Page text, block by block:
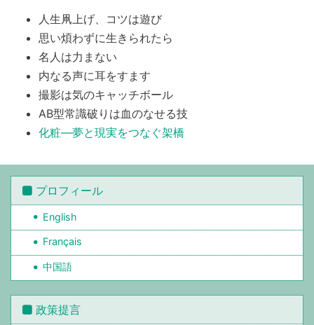
人生凧上げ、コツは遊び
思い煩わずに生きられたら
名人は力まない
内なる声に耳をすます
撮影は気のキャッチボール
AB型常識破りは血のなせる技
化粧―夢と現実をつなぐ架橋
プロフィール
English
Français
中国語
政策提言